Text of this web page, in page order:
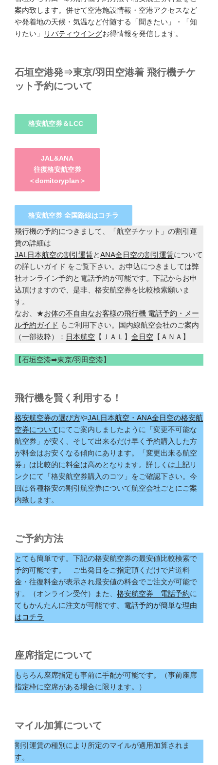
案内致します。併せて空港施設情報・空港アクセスなど
や発着地の天候・気温など付随する「聞きたい」・「知
りたい」
リバティウイングお得情報を発信します。
石垣空港発⇒東京/羽田空港着 飛行機チケ
ット予約について
格安航空券＆LCC
JAL&ANA
往復格安航空券
＜domitoryplan＞
格安航空券 全国路線はコチラ
飛行機の予約につきまして、「航空チケット」の割引運
賃の詳細は
JAL日本航空の割引運賃とANA全日空の割引運賃について
の詳しいガイド をご覧下さい。お申込につきましては弊
社オンライン予約と電話予約が可能です。下記からお申
込頂けますので、是非、格安航空券を比較検索願いま
す。
なお、★お体の不自由なお客様の飛行機 電話予約・メー
ル予約ガイド もご利用下さい。国内線航空会社のご案内
（一部抜粋）： 日本航空 【ＪＡＬ】 全日空 【ＡＮＡ】
【石垣空港➡東京/羽田空港】
飛行機を賢く利用する！
格安航空券の選び方やJAL日本航空・ANA全日空の格安航
空券についてにてご案内しましたように「変更不可能な
航空券」が安く、そして出来るだけ早く予約購入した方
が料金はお安くなる傾向にあります。「変更出来る航空
券」は比較的に料金は高めとなります。詳しくは上記リ
ンクにて「格安航空券購入のコツ」をご確認下さい。今
回は各種格安の割引航空券について航空会社ごとにご案
内致します。
ご予約方法
とても簡単です。下記の格安航空券の最安値比較検索で
予約可能です。 ご出発日をご指定頂くだけで片道料
金・往復料金が表示され最安値の料金でご注文が可能で
す。（オンライン受付）また、 格安航空券 電話予約に
てもかんたんに注文が可能です。 電話予約が簡単な理由
はコチラ
座席指定について
もちろん座席指定も事前に手配が可能です。（事前座席
指定枠に空席がある場合に限ります。）
マイル加算について
割引運賃の種別により所定のマイルが適用加算されま
す。